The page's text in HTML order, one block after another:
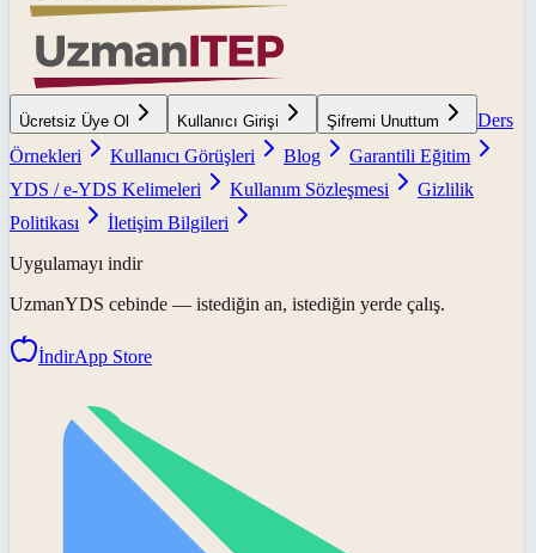
Ücretsiz Üye Ol Kullanıcı Girişi Şifremi Unuttum
Ders
Örnekleri
Kullanıcı Görüşleri Blog
Garantili Eğitim
YDS / e-YDS Kelimeleri
Kullanım Sözleşmesi
Gizlilik
Politikası
İletişim Bilgileri
Uygulamayı indir
UzmanYDS cebinde — istediğin an, istediğin yerde çalış.
İndirApp Store